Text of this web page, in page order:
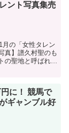
ント写真集売
月の「女性タレン
真】譜久村聖のも
の聖地と呼ばれる
に！ 競馬で
ギャンブル好